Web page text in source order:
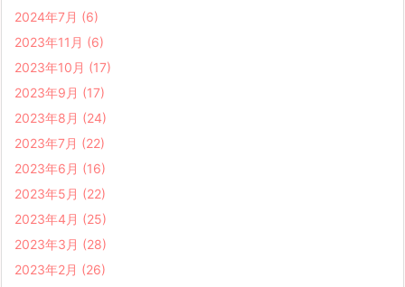
2024年7月 (6)
2023年11月 (6)
2023年10月 (17)
2023年9月 (17)
2023年8月 (24)
2023年7月 (22)
2023年6月 (16)
2023年5月 (22)
2023年4月 (25)
2023年3月 (28)
2023年2月 (26)